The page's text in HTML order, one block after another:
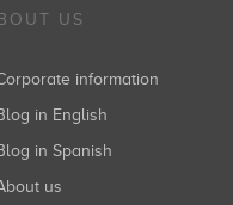
US
Corporate information
Blog in English
Blog in Spanish
About us